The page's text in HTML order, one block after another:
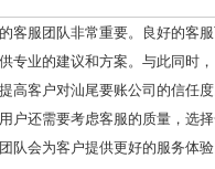
客服团队非常重要。良好的客
专业的建议和方案。与此同时
高客户对汕尾要账公司的信任
户还需要考虑客服的质量，选
队会为客户提供更好的服务体验